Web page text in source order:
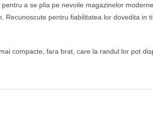
a se plia pe nevoile magazinelor
pentru fiabilitatea lor dovedita in
compacte, fara brat, care la randul lor pot